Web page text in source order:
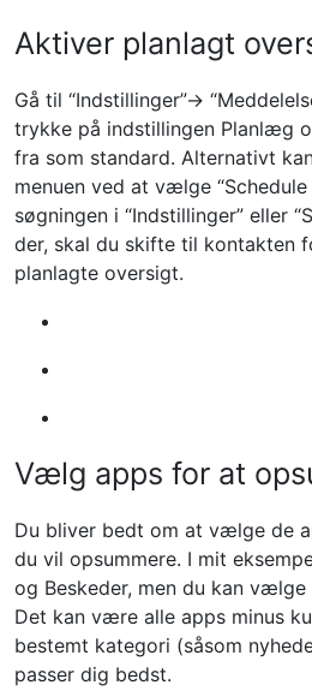
Aktiver planlagt
Gå til “Indstillinger”->
trykke på indstillingen Planlæg
fra som standard. Alternativt
menuen ved at vælge “Schedule
søgningen i “Indstillinger” eller
der, skal du skifte til kontakten
planlagte oversigt.
Vælg apps for at
Du bliver bedt om at vælge de
du vil opsummere. I mit
og Beskeder, men du kan vælge
Det kan være alle apps minus
bestemt kategori (såsom
passer dig bedst.